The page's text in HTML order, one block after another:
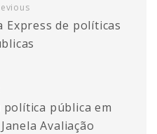
Express​ de políticas
pública em
Avaliação​